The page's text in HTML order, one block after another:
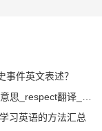
事件英文表述？
习英语的方法汇总